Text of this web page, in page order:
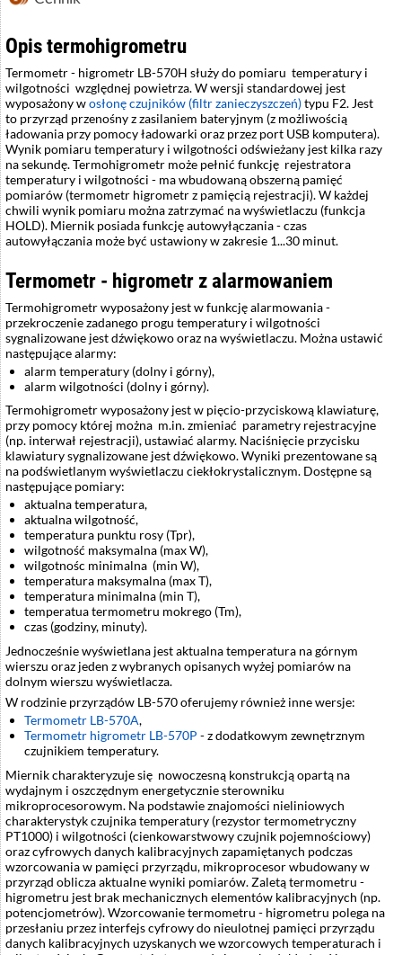
Opis termohigrometru
Termometr - higrometr LB-570H służy do pomiaru temperatury i
wilgotności względnej powietrza. W wersji standardowej jest
wyposażony wosłonę czujników (filtr zanieczyszczeń)typu F2. Jest
to przyrząd przenośny z zasilaniem bateryjnym (z możliwością
ładowania przy pomocy ładowarki oraz przez port USB komputera).
Wynik pomiaru temperatury i wilgotności odświeżany jest kilka razy
na sekundę. Termohigrometr może pełnić funkcję rejestratora
temperatury i wilgotności - ma wbudowaną obszerną pamięć
pomiarów (termometr higrometr z pamięcią rejestracji). W każdej
chwili wynik pomiaru można zatrzymać na wyświetlaczu (funkcja
HOLD). Miernik posiada funkcję autowyłączania - czas
autowyłączania może być ustawiony w zakresie 1...30 minut.
Termometr - higrometr z alarmowaniem
Termohigrometr wyposażony jest w funkcję alarmowania -
przekroczenie zadanego progu temperatury i wilgotności
sygnalizowane jest dźwiękowo oraz na wyświetlaczu. Można ustawić
następujące alarmy:
alarm temperatury (dolny i górny),
alarm wilgotności (dolny i górny).
Termohigrometr wyposażony jest w pięcio-przyciskową klawiaturę,
przy pomocy której można m.in. zmieniać parametry rejestracyjne
(np. interwał rejestracji), ustawiać alarmy. Naciśnięcie przycisku
klawiatury sygnalizowane jest dźwiękowo. Wyniki prezentowane są
na podświetlanym wyświetlaczu ciekłokrystalicznym. Dostępne są
następujące pomiary:
aktualna temperatura,
aktualna wilgotność,
temperatura punktu rosy (Tpr),
wilgotność maksymalna (max W),
wilgotnośc minimalna (min W),
temperatura maksymalna (max T),
temperatura minimalna (min T),
temperatua termometru mokrego (Tm),
czas (godziny, minuty).
Jednocześnie wyświetlana jest aktualna temperatura na górnym
wierszu oraz jeden z wybranych opisanych wyżej pomiarów na
dolnym wierszu wyświetlacza.
W rodzinie przyrządów LB-570 oferujemy również inne wersje:
Termometr LB-570A,
Termometr higrometr LB-570P - z dodatkowym zewnętrznym
czujnikiem temperatury.
Miernik charakteryzuje się nowoczesną konstrukcją opartą na
wydajnym i oszczędnym energetycznie sterowniku
mikroprocesorowym. Na podstawie znajomości nieliniowych
charakterystyk czujnika temperatury (rezystor termometryczny
PT1000) i wilgotności (cienkowarstwowy czujnik pojemnościowy)
oraz cyfrowych danych kalibracyjnych zapamiętanych podczas
wzorcowania w pamięci przyrządu, mikroprocesor wbudowany w
przyrząd oblicza aktualne wyniki pomiarów. Zaletą termometru -
higrometru jest brak mechanicznych elementów kalibracyjnych (np.
potencjometrów). Wzorcowanie termometru - higrometru polega na
przesłaniu przez interfejs cyfrowy do nieulotnej pamięci przyrządu
danych kalibracyjnych uzyskanych we wzorcowych temperaturach i